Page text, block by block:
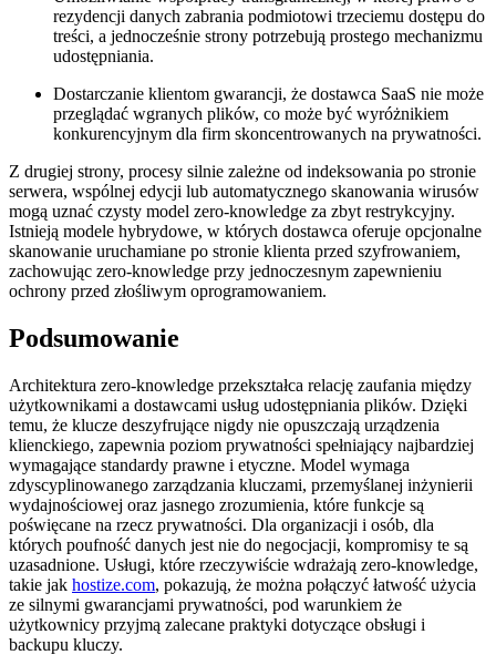
rezydencji danych zabrania podmiotowi trzeciemu dostępu do
treści, a jednocześnie strony potrzebują prostego mechanizmu
udostępniania.
Dostarczanie klientom gwarancji, że dostawca SaaS nie może
przeglądać wgranych plików, co może być wyróżnikiem
konkurencyjnym dla firm skoncentrowanych na prywatności.
Z drugiej strony, procesy silnie zależne od indeksowania po stronie
serwera, wspólnej edycji lub automatycznego skanowania wirusów
mogą uznać czysty model zero‑knowledge za zbyt restrykcyjny.
Istnieją modele hybrydowe, w których dostawca oferuje opcjonalne
skanowanie uruchamiane po stronie klienta przed szyfrowaniem,
zachowując zero‑knowledge przy jednoczesnym zapewnieniu
ochrony przed złośliwym oprogramowaniem.
Podsumowanie
Architektura zero‑knowledge przekształca relację zaufania między
użytkownikami a dostawcami usług udostępniania plików. Dzięki
temu, że klucze deszyfrujące nigdy nie opuszczają urządzenia
klienckiego, zapewnia poziom prywatności spełniający najbardziej
wymagające standardy prawne i etyczne. Model wymaga
zdyscyplinowanego zarządzania kluczami, przemyślanej inżynierii
wydajnościowej oraz jasnego zrozumienia, które funkcje są
poświęcane na rzecz prywatności. Dla organizacji i osób, dla
których poufność danych jest nie do negocjacji, kompromisy te są
uzasadnione. Usługi, które rzeczywiście wdrażają zero‑knowledge,
takie jak hostize.com, pokazują, że można połączyć łatwość użycia
ze silnymi gwarancjami prywatności, pod warunkiem że
użytkownicy przyjmą zalecane praktyki dotyczące obsługi i
backupu kluczy.